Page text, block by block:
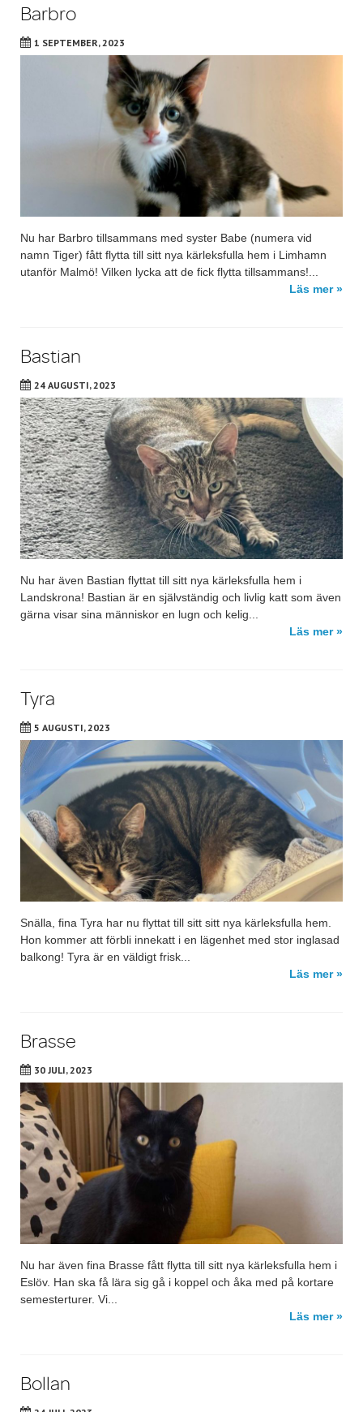
Barbro
1 SEPTEMBER, 2023
Nu har Barbro tillsammans med syster Babe (numera vid
namn Tiger) fått flytta till sitt nya kärleksfulla hem i Limhamn
utanför Malmö! Vilken lycka att de fick flytta tillsammans!...
Läs mer »
Bastian
24 AUGUSTI, 2023
Nu har även Bastian flyttat till sitt nya kärleksfulla hem i
Landskrona! Bastian är en självständig och livlig katt som även
gärna visar sina människor en lugn och kelig...
Läs mer »
Tyra
5 AUGUSTI, 2023
Snälla, fina Tyra har nu flyttat till sitt sitt nya kärleksfulla hem.
Hon kommer att förbli innekatt i en lägenhet med stor inglasad
balkong! Tyra är en väldigt frisk...
Läs mer »
Brasse
30 JULI, 2023
Nu har även fina Brasse fått flytta till sitt nya kärleksfulla hem i
Eslöv. Han ska få lära sig gå i koppel och åka med på kortare
semesterturer. Vi...
Läs mer »
Bollan